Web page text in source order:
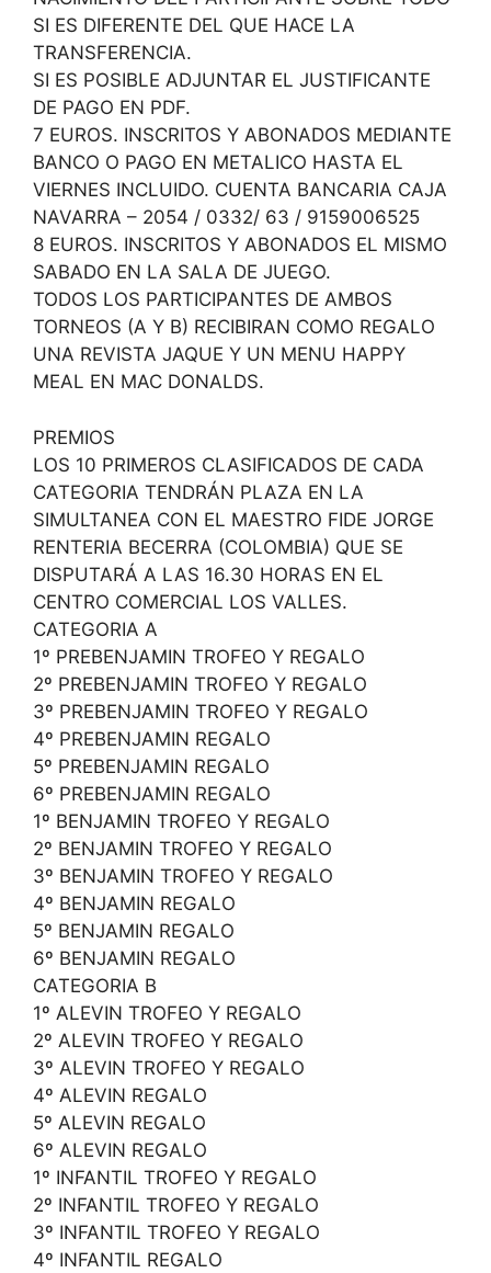
SI ES DIFERENTE DEL QUE HACE LA
TRANSFERENCIA.
SI ES POSIBLE ADJUNTAR EL JUSTIFICANTE
DE PAGO EN PDF.
7 EUROS. INSCRITOS Y ABONADOS MEDIANTE
BANCO O PAGO EN METALICO HASTA EL
VIERNES INCLUIDO. CUENTA BANCARIA CAJA
NAVARRA – 2054 / 0332/ 63 / 9159006525
8 EUROS. INSCRITOS Y ABONADOS EL MISMO
SABADO EN LA SALA DE JUEGO.
TODOS LOS PARTICIPANTES DE AMBOS
TORNEOS (A Y B) RECIBIRAN COMO REGALO
UNA REVISTA JAQUE Y UN MENU HAPPY
MEAL EN MAC DONALDS.
PREMIOS
LOS 10 PRIMEROS CLASIFICADOS DE CADA
CATEGORIA TENDRÁN PLAZA EN LA
SIMULTANEA CON EL MAESTRO FIDE JORGE
RENTERIA BECERRA (COLOMBIA) QUE SE
DISPUTARÁ A LAS 16.30 HORAS EN EL
CENTRO COMERCIAL LOS VALLES.
CATEGORIA A
1º PREBENJAMIN TROFEO Y REGALO
2º PREBENJAMIN TROFEO Y REGALO
3º PREBENJAMIN TROFEO Y REGALO
4º PREBENJAMIN REGALO
5º PREBENJAMIN REGALO
6º PREBENJAMIN REGALO
1º BENJAMIN TROFEO Y REGALO
2º BENJAMIN TROFEO Y REGALO
3º BENJAMIN TROFEO Y REGALO
4º BENJAMIN REGALO
5º BENJAMIN REGALO
6º BENJAMIN REGALO
CATEGORIA B
1º ALEVIN TROFEO Y REGALO
2º ALEVIN TROFEO Y REGALO
3º ALEVIN TROFEO Y REGALO
4º ALEVIN REGALO
5º ALEVIN REGALO
6º ALEVIN REGALO
1º INFANTIL TROFEO Y REGALO
2º INFANTIL TROFEO Y REGALO
3º INFANTIL TROFEO Y REGALO
4º INFANTIL REGALO